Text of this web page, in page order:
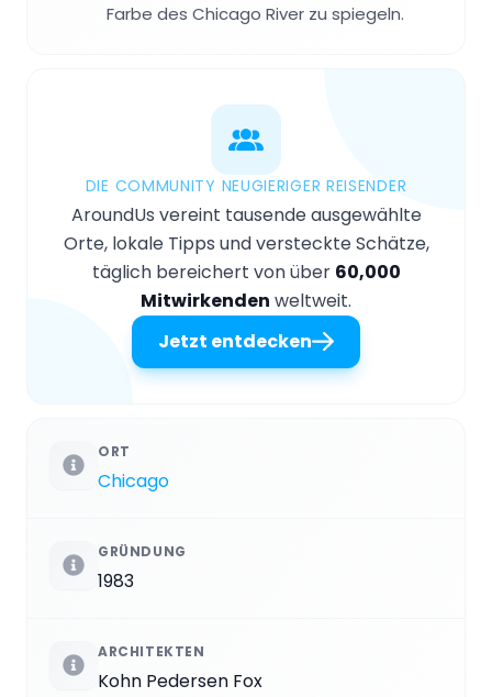
Farbe des Chicago River zu spiegeln.
DIE COMMUNITY NEUGIERIGER REISENDER
AroundUs vereint tausende ausgewählte
Orte, lokale Tipps und versteckte Schätze,
täglich bereichert von über 60,000
Mitwirkenden weltweit.
Jetzt entdecken
ORT
Chicago
GRÜNDUNG
1983
ARCHITEKTEN
Kohn Pedersen Fox